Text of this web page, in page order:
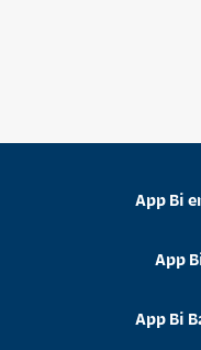
App Bi
App
App Bi